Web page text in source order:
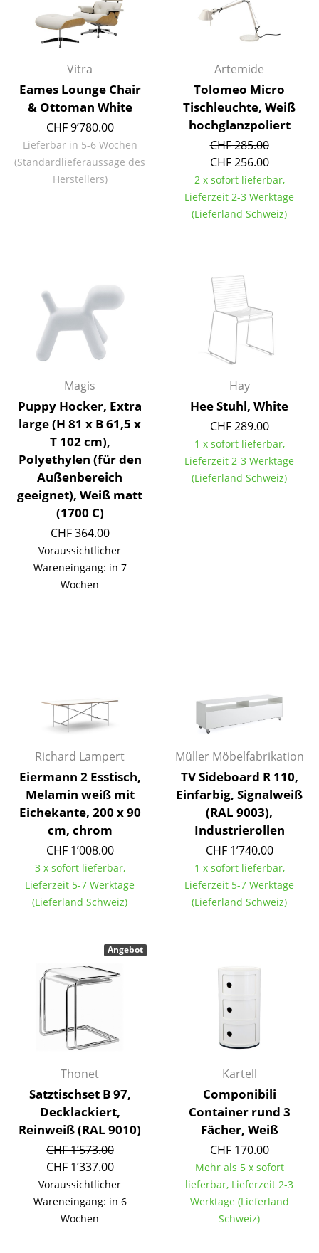
Einzelteile
... alle Aufbewahrungsmöbel
Licht
Hängeleuchten & Deckenleuchten
Tischleuchten
Schreibtischleuchten
Stehleuchten & Leseleuchten
Akkuleuchten
... alle Leuchten
Doppelbetten
Einzelbetten
Stapelbetten
Kinderbetten
Nachttische & Bettzubehör
... alle Betten
Accessoires
Tabletts
Büroutensilien
Aufbewahrungsboxen
Decken
Kissen
Teppiche
Vorhänge
Zuhause
Wohnzimmer
Esszimmer
Schlafzimmer
Kinderzimmer
Arbeitszimmer
Diele
Badezimmer
Stauraum
Vitra
Eames Lounge Chair
& Ottoman White
CHF 9’780.00
Lieferbar in 5-6 Wochen
(Standardlieferaussage des
Herstellers)
Artemide
Tolomeo Micro
Tischleuchte, Weiß
hochglanzpoliert
CHF 285.00
CHF 256.00
2 x sofort lieferbar,
Lieferzeit 2-3 Werktage
(Lieferland Schweiz)
Magis
Puppy Hocker, Extra
large (H 81 x B 61,5 x
T 102 cm),
Polyethylen (für den
Außenbereich
geeignet), Weiß matt
(1700 C)
CHF 364.00
Voraussichtlicher
Wareneingang: in 7
Wochen
Hay
Hee Stuhl, White
CHF 289.00
1 x sofort lieferbar,
Lieferzeit 2-3 Werktage
(Lieferland Schweiz)
Richard Lampert
Eiermann 2 Esstisch,
Melamin weiß mit
Eichekante, 200 x 90
cm, chrom
CHF 1’008.00
3 x sofort lieferbar,
Lieferzeit 5-7 Werktage
(Lieferland Schweiz)
Müller Möbelfabrikation
TV Sideboard R 110,
Einfarbig, Signalweiß
(RAL 9003),
Industrierollen
CHF 1’740.00
1 x sofort lieferbar,
Lieferzeit 5-7 Werktage
(Lieferland Schweiz)
Thonet
Satztischset B 97,
Decklackiert,
Reinweiß (RAL 9010)
CHF 1’573.00
CHF 1’337.00
Voraussichtlicher
Wareneingang: in 6
Wochen
Angebot
Kartell
Componibili
Container rund 3
Fächer, Weiß
CHF 170.00
Mehr als 5 x sofort
lieferbar, Lieferzeit 2-3
Werktage (Lieferland
Schweiz)